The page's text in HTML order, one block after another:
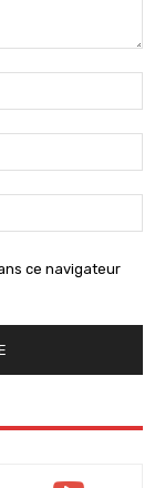
:*
:*
:
ce navigateur